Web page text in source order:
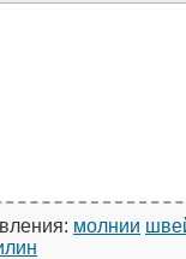
молнии